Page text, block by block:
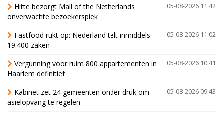
05-08-2026 11:42
Hitte bezorgt Mall of the Netherlands
onverwachte bezoekerspiek
05-08-2026 11:02
Fastfood rukt op: Nederland telt inmiddels
19.400 zaken
05-08-2026 10:41
Vergunning voor ruim 800 appartementen in
Haarlem definitief
05-08-2026 09:43
Kabinet zet 24 gemeenten onder druk om
asielopvang te regelen